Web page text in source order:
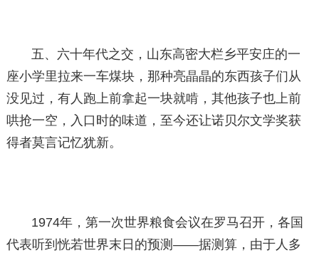
五、六十年代之交，山东高密大栏乡平安庄的一
座小学里拉来一车煤块，那种亮晶晶的东西孩子们从
没见过，有人跑上前拿起一块就啃，其他孩子也上前
哄抢一空，入口时的味道，至今还让诺贝尔文学奖获
得者莫言记忆犹新。
1974年，第一次世界粮食会议在罗马召开，各国
代表听到恍若世界末日的预测——据测算，由于人多